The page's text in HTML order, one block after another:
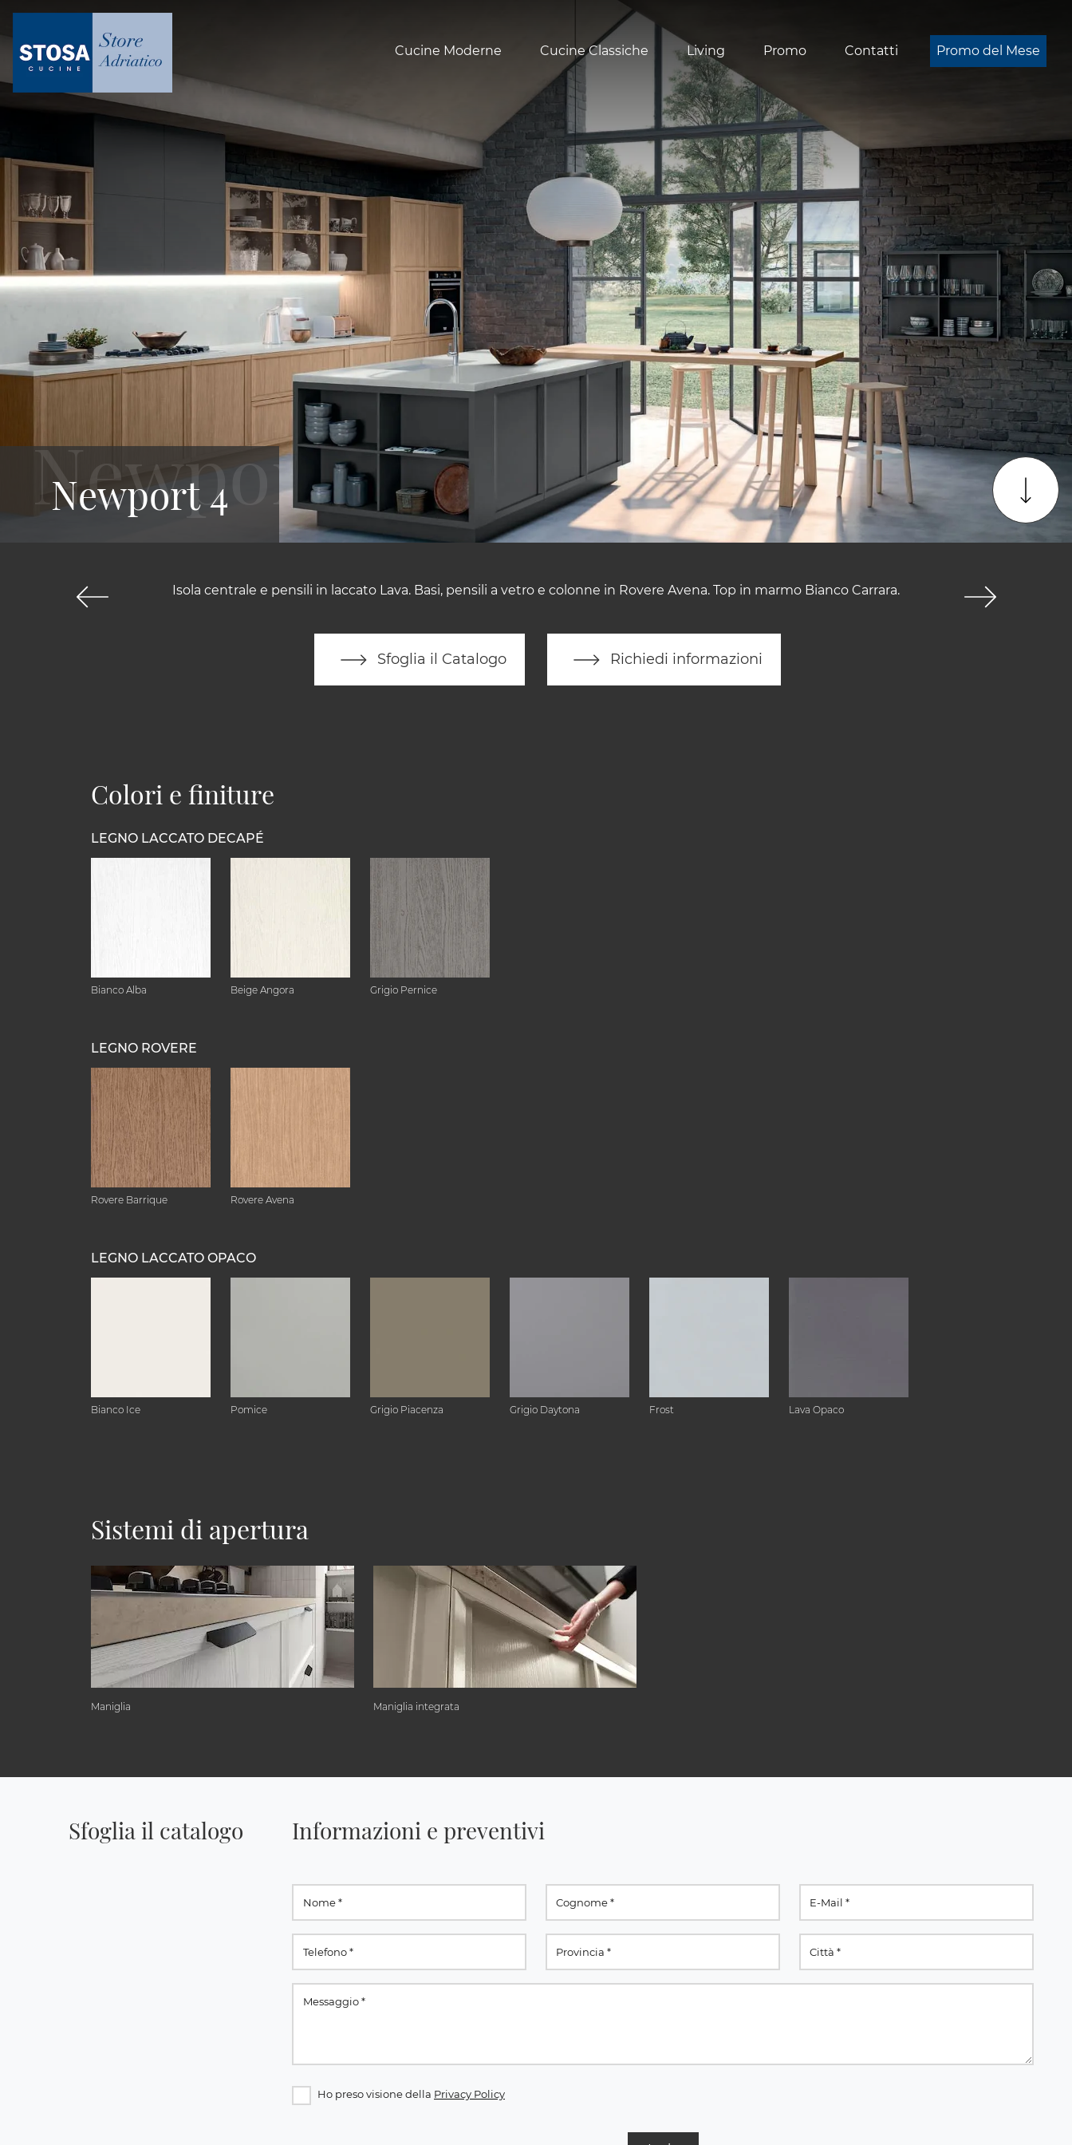
Cucine Moderne Cucine Classiche Living Promo Contatti Promo del Mese
Isola centrale e pensili in laccato Lava. Basi, pensili a vetro e colonne in Rovere Avena. Top in marmo Bianco Carrara.
Sfoglia il Catalogo Richiedi informazioni
Newport 4
Colori e finiture
LEGNO LACCATO DECAPÉ
Bianco Alba Beige Angora Grigio Pernice
LEGNO ROVERE
Rovere Barrique Rovere Avena
LEGNO LACCATO OPACO
Bianco Ice Pomice Grigio Piacenza Grigio Daytona Frost Lava Opaco
Sistemi di apertura
Maniglia Maniglia integrata
Sfoglia il catalogo Informazioni e preventivi
Ho preso visione della Privacy Policy